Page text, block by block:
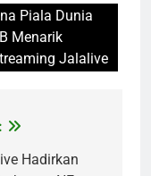
Piala Dunia
Menarik
Jalalive
Hadirkan